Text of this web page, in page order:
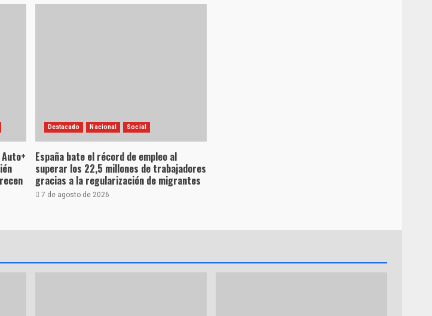
Destacado Nacional Social
España bate el récord de empleo al
superar los 22,5 millones de trabajadores
gracias a la regularización de migrantes
7 de agosto de 2026